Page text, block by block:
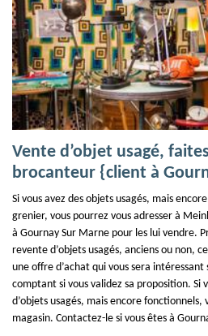
Vente d’objet usagé,
brocanteur {client à
Si vous avez des objets usagés, mais
grenier, vous pourrez vous adresser à
à Gournay Sur Marne pour les lui vendre.
revente d’objets usagés, anciens ou non,
une offre d’achat qui vous sera intéressant
comptant si vous validez sa proposition. Si
d’objets usagés, mais encore fonctionnels,
magasin. Contactez-le si vous êtes à